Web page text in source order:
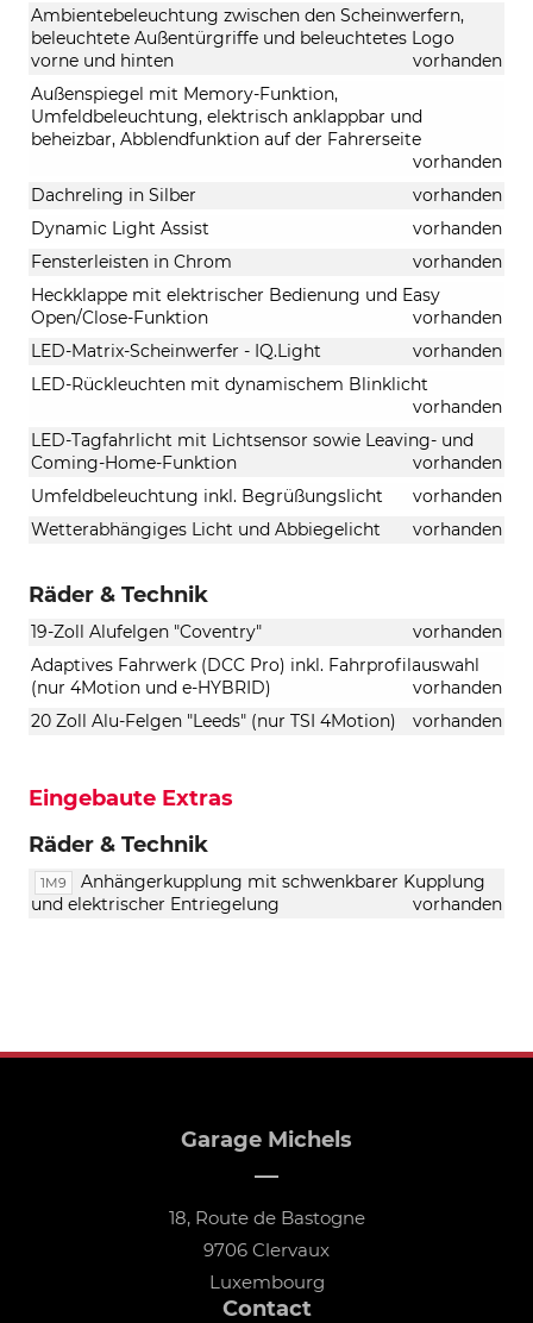
Ambientebeleuchtung zwischen den Scheinwerfern,
beleuchtete Außentürgriffe und beleuchtetes Logo
vorne und hinten
vorhanden
Außenspiegel mit Memory-Funktion,
Umfeldbeleuchtung, elektrisch anklappbar und
beheizbar, Abblendfunktion auf der Fahrerseite
vorhanden
Dachreling in Silber
vorhanden
Dynamic Light Assist
vorhanden
Fensterleisten in Chrom
vorhanden
Heckklappe mit elektrischer Bedienung und Easy
Open/Close-Funktion
vorhanden
LED-Matrix-Scheinwerfer - IQ.Light
vorhanden
LED-Rückleuchten mit dynamischem Blinklicht
vorhanden
LED-Tagfahrlicht mit Lichtsensor sowie Leaving- und
Coming-Home-Funktion
vorhanden
Umfeldbeleuchtung inkl. Begrüßungslicht
vorhanden
Wetterabhängiges Licht und Abbiegelicht
vorhanden
Räder & Technik
19-Zoll Alufelgen "Coventry"
vorhanden
Adaptives Fahrwerk (DCC Pro) inkl. Fahrprofilauswahl
(nur 4Motion und e-HYBRID)
vorhanden
20 Zoll Alu-Felgen "Leeds" (nur TSI 4Motion)
vorhanden
Eingebaute Extras
Räder & Technik
1M9
Anhängerkupplung mit schwenkbarer Kupplung
und elektrischer Entriegelung
vorhanden
Garage Michels
18, Route de Bastogne
9706 Clervaux
Luxembourg
Contact